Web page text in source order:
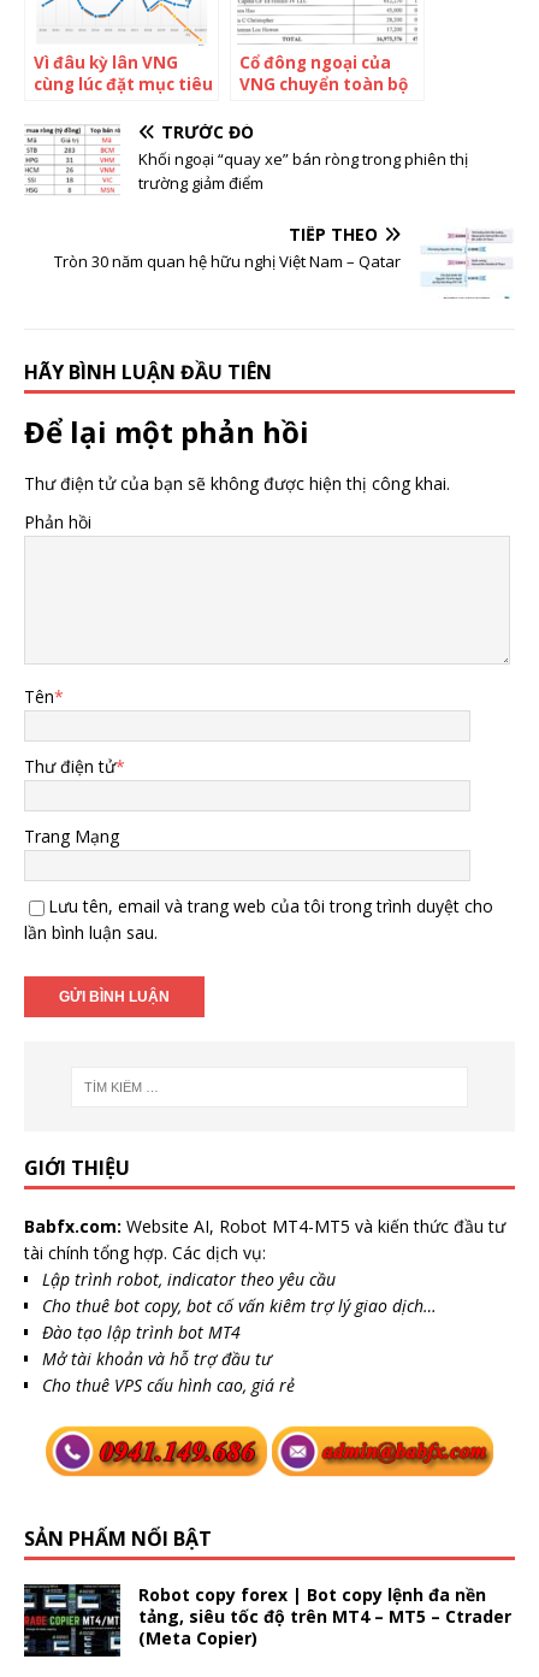
Vì đâu kỳ lân VNG
cùng lúc đặt mục tiêu
có lãi 993 tỷ đồng?
Cổ đông ngoại của
VNG chuyển toàn bộ
pháp nhân tại
Cayman: Kỳ lân công
nghệ đầu tiên của
Việt Nam khởi động
TRƯỚC ĐÓ
Khối ngoại “quay xe” bán ròng trong phiên thị
trường giảm điểm
TIẾP THEO
Tròn 30 năm quan hệ hữu nghị Việt Nam – Qatar
HÃY BÌNH LUẬN ĐẦU TIÊN
Để lại một phản hồi
Thư điện tử của bạn sẽ không được hiện thị công khai.
Phản hồi
Tên*
Thư điện tử*
Trang Mạng
Lưu tên, email và trang web của tôi trong trình duyệt cho
lần bình luận sau.
GIỚI THIỆU
Babfx.com: Website AI, Robot MT4-MT5 và kiến thức đầu tư
tài chính tổng hợp. Các dịch vụ:
Lập trình robot, indicator theo yêu cầu
Cho thuê bot copy, bot cố vấn kiêm trợ lý giao dịch…
Đào tạo lập trình bot MT4
Mở tài khoản và hỗ trợ đầu tư
Cho thuê VPS cấu hình cao, giá rẻ
SẢN PHẨM NỔI BẬT
Robot copy forex | Bot copy lệnh đa nền
tảng, siêu tốc độ trên MT4 – MT5 – Ctrader
(Meta Copier)